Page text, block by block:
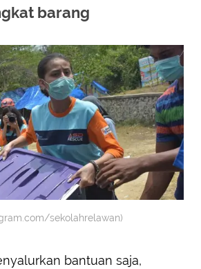
barang
sekolahrelawan)
bantuan saja,